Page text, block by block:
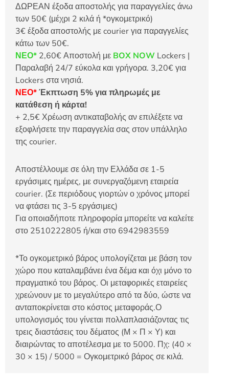
ΔΩΡΕΑΝ έξοδα αποστολής για παραγγελίες άνω
των 50€ (μέχρι 2 κιλά ή *ογκομετρικό)
3€ έξοδα αποστολής με courier για παραγγελίες
κάτω των 50€.
ΝΕΟ* 2,60€ Αποστολή με BOX NOW Lockers |
Παραλαβή 24/7 εύκολα και γρήγορα. 3,20€ για
Lockers στα νησιά.
ΝΕΟ*Έκπτωση 5% για πληρωμές με
κατάθεση ή κάρτα!
+ 2,5€ Χρέωση αντικαταβολής αν επιλέξετε να
εξοφλήσετε την παραγγελία σας στον υπάλληλο
της courier.
Αποστέλλουμε σε όλη την Ελλάδα σε 1-5
εργάσιμες ημέρες, με συνεργαζόμενη εταιρεία
courier. (Σε περιόδους γιορτών ο χρόνος μπορεί
να φτάσει τις 3-5 εργάσιμες)
Για οποιαδήποτε πληροφορία μπορείτε να καλείτε
στο 2510222805 ή/και στο 6942983559
*Το ογκομετρικό βάρος υπολογίζεται με βάση τον
χώρο που καταλαμβάνει ένα δέμα και όχι μόνο το
πραγματικό του βάρος. Οι μεταφορικές εταιρείες
χρεώνουν με το μεγαλύτερο από τα δύο, ώστε να
ανταποκρίνεται στο κόστος μεταφοράς.Ο
υπολογισμός του γίνεται πολλαπλασιάζοντας τις
τρεις διαστάσεις του δέματος (Μ × Π × Υ) και
διαιρώντας το αποτέλεσμα με το 5000. Πχ: (40 ×
30 × 15) / 5000 = Ογκομετρικό βάρος σε κιλά.